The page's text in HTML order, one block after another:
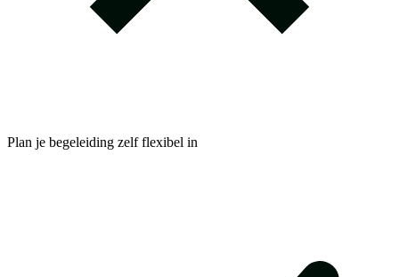
Plan je begeleiding zelf flexibel in